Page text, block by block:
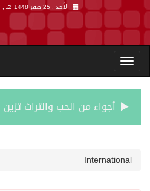
الأحد , 25 صفر 1448 هـ ,
أجواء من الحب والتراث
International